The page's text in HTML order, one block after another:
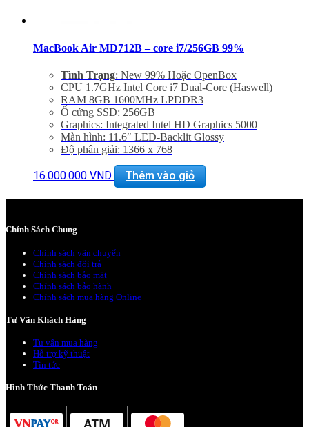
MacBook Air MD712B – core i7/256GB 99%
Tình Trạng: New 99% Hoặc OpenBox
CPU 1.7GHz Intel Core i7 Dual-Core (Haswell)
RAM 8GB 1600MHz LPDDR3
Ổ cứng SSD: 256GB
Graphics: Integrated Intel HD Graphics 5000
Màn hình: 11.6″ LED-Backlit Glossy
Độ phân giải: 1366 x 768
Khe cắm: Dual USB 3.0 Ports, One Thunderbolt Port
Thiết bị nghe nhìn: 720p FaceTime HD Camera
Hệ điều hành: Includes Mac OS X 10.9 or OS X 10.8
Bảo hành 6 tháng, đổi trả trong 15 ngày
Miễn phí vận chuyển trên toàn quốc
Miễn phí hỗ trợ cài đặt phần mềm
16.000.000 VND Thêm vào giỏ
Chính Sách Chung
Chính sách vận chuyển
Chính sách đổi trả
Chính sách bảo mật
Chính sách bảo hành
Chính sách mua hàng Online
Tư Vấn Khách Hàng
Tư vấn mua hàng
Hỗ trợ kỹ thuật
Tin tức
Hình Thức Thanh Toán